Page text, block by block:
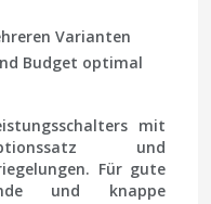
Varianten
Budget optimal
mit
und
Für gute
und knappe